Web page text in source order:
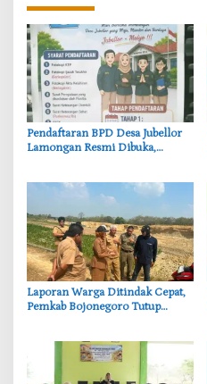
Pendaftaran BPD Desa Jubellor
Lamongan Resmi Dibuka,
‎Laporan Warga Ditindak Cepat,
Pemkab Bojonegoro Tutup